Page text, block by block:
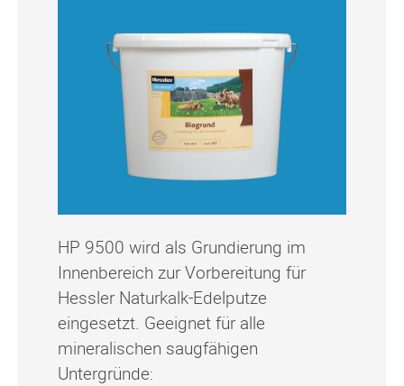
HP 9500 wird als Grundierung im
Innenbereich zur Vorbereitung für
Hessler Naturkalk-Edelputze
eingesetzt. Geeignet für alle
mineralischen saugfähigen
Untergründe: